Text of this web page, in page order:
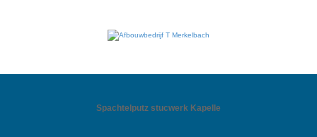
Spachtelputz stucwerk Kapelle